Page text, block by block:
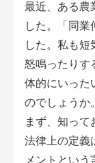
コラ
基礎
アグ
最近、ある農
した。「同業
した。私も短
怒鳴ったりす
体的にいった
のでしょうか
まず、知って
法律上の定義
メントとい